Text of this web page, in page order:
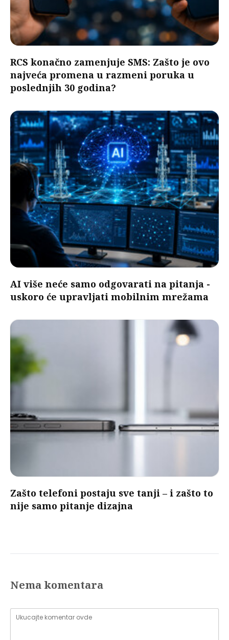
RCS konačno zamenjuje SMS: Zašto je ovo
najveća promena u razmeni poruka u
poslednjih 30 godina?
AI više neće samo odgovarati na pitanja -
uskoro će upravljati mobilnim mrežama
Zašto telefoni postaju sve tanji – i zašto to
nije samo pitanje dizajna
Nema komentara